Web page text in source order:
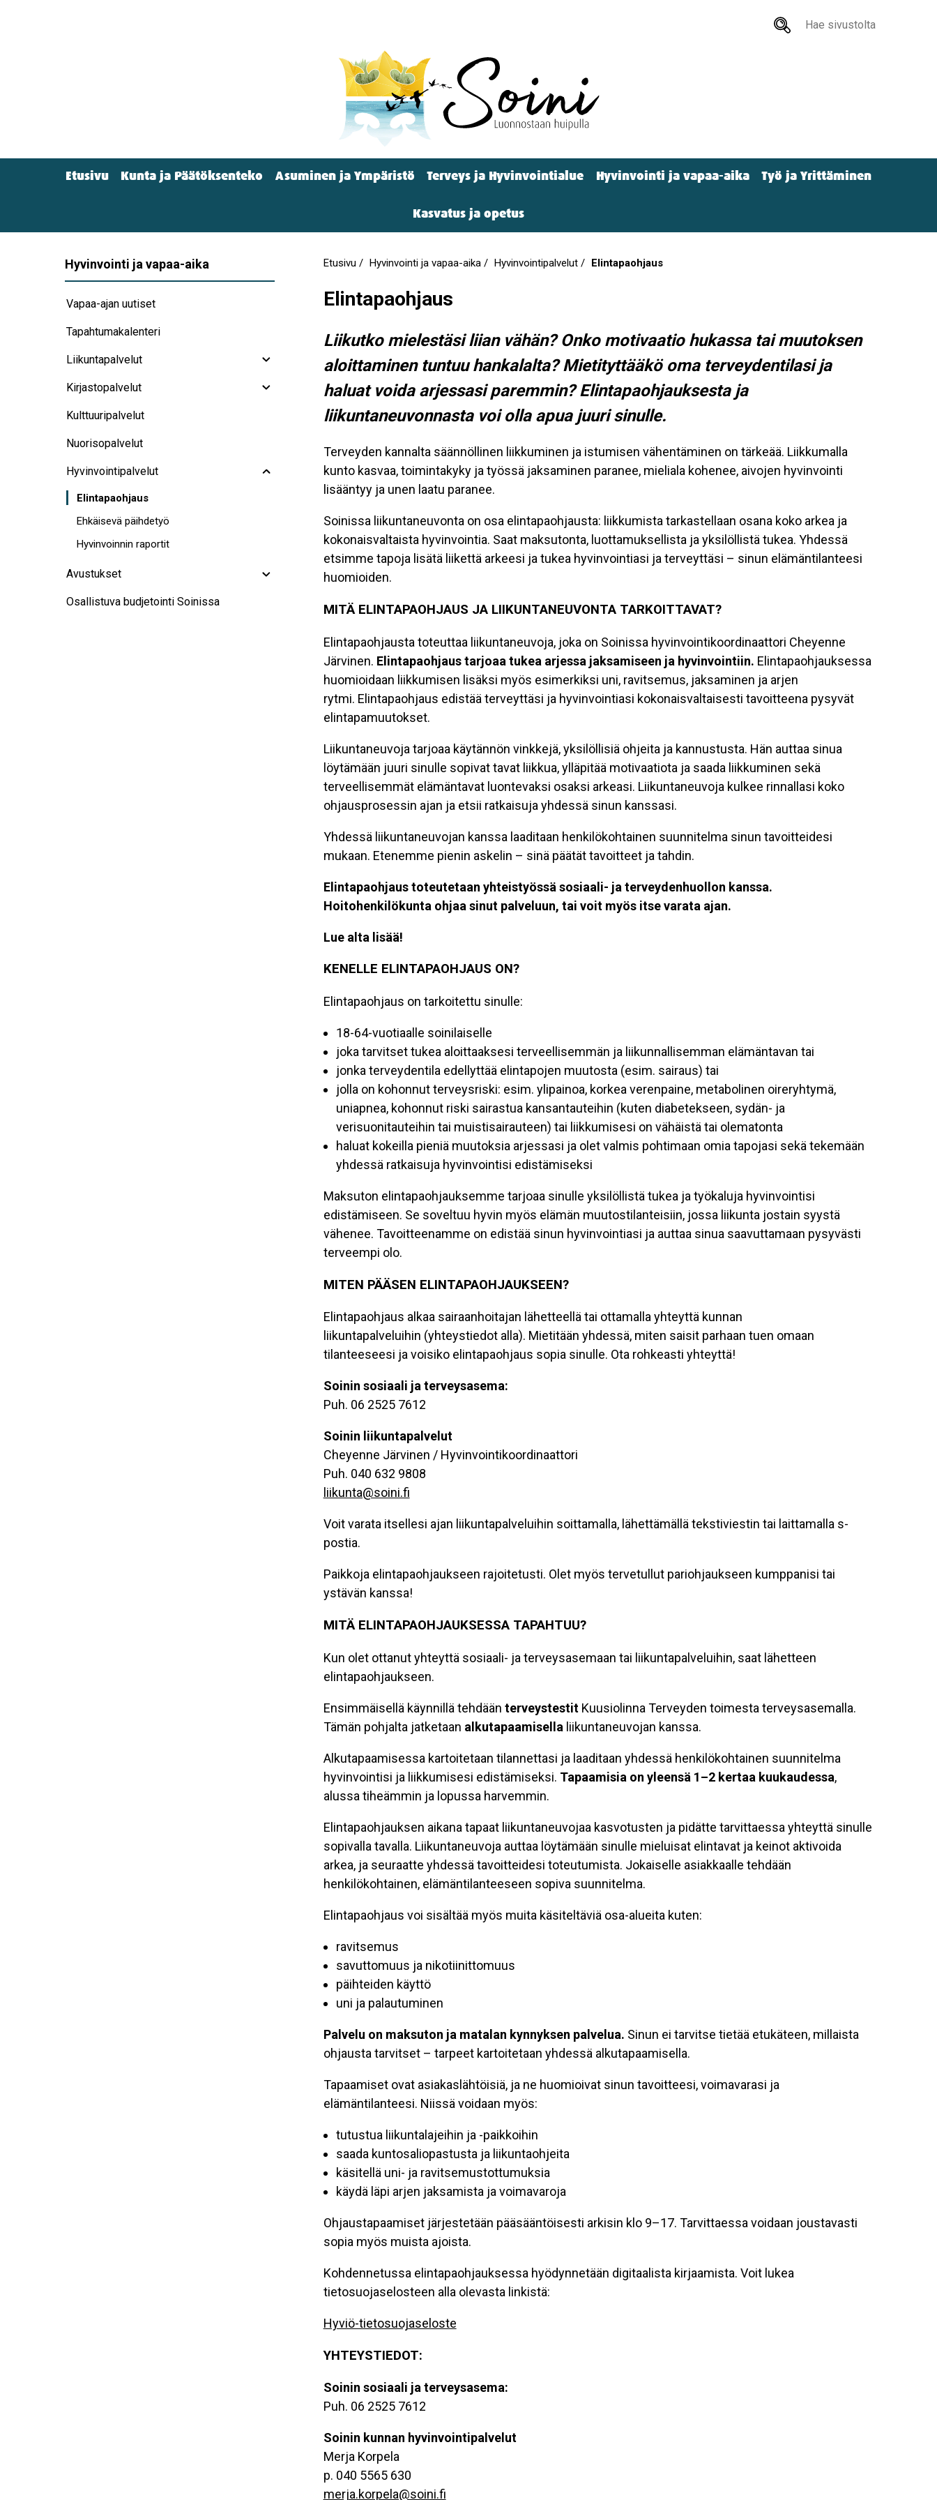
Hae
(Navigation)
Etusivu Kunta ja Päätöksenteko Asuminen ja Ympäristö Terveys ja Hyvinvointialue Hyvinvointi ja vapaa-aika Työ ja Yrittäminen
Kasvatus ja opetus
Hyvinvointi ja vapaa-aika
Vapaa-ajan uutiset
Tapahtumakalenteri
Liikuntapalvelut
Kirjastopalvelut
Kulttuuripalvelut
Nuorisopalvelut
Hyvinvointipalvelut
Elintapaohjaus
Ehkäisevä päihdetyö
Hyvinvoinnin raportit
Avustukset
Osallistuva budjetointi Soinissa
Etusivu Hyvinvointi ja vapaa-aika Hyvinvointipalvelut Elintapaohjaus
Elintapaohjaus
Liikutko mielestäsi liian vähän? Onko motivaatio hukassa tai muutoksen
aloittaminen tuntuu hankalalta? Mietityttääkö oma terveydentilasi ja
haluat voida arjessasi paremmin? Elintapaohjauksesta ja
liikuntaneuvonnasta voi olla apua juuri sinulle.
Terveyden kannalta säännöllinen liikkuminen ja istumisen vähentäminen on tärkeää. Liikkumalla
kunto kasvaa, toimintakyky ja työssä jaksaminen paranee, mieliala kohenee, aivojen hyvinvointi
lisääntyy ja unen laatu paranee.
Soinissa liikuntaneuvonta on osa elintapaohjausta: liikkumista tarkastellaan osana koko arkea ja
kokonaisvaltaista hyvinvointia. Saat maksutonta, luottamuksellista ja yksilöllistä tukea. Yhdessä
etsimme tapoja lisätä liikettä arkeesi ja tukea hyvinvointiasi ja terveyttäsi – sinun elämäntilanteesi
huomioiden.
MITÄ ELINTAPAOHJAUS JA LIIKUNTANEUVONTA TARKOITTAVAT?
Elintapaohjausta toteuttaa liikuntaneuvoja, joka on Soinissa hyvinvointikoordinaattori Cheyenne
Järvinen. Elintapaohjaus tarjoaa tukea arjessa jaksamiseen ja hyvinvointiin. Elintapaohjauksessa
huomioidaan liikkumisen lisäksi myös esimerkiksi uni, ravitsemus, jaksaminen ja arjen
rytmi. Elintapaohjaus edistää terveyttäsi ja hyvinvointiasi kokonaisvaltaisesti tavoitteena pysyvät
elintapamuutokset.
Liikuntaneuvoja tarjoaa käytännön vinkkejä, yksilöllisiä ohjeita ja kannustusta. Hän auttaa sinua
löytämään juuri sinulle sopivat tavat liikkua, ylläpitää motivaatiota ja saada liikkuminen sekä
terveellisemmät elämäntavat luontevaksi osaksi arkeasi. Liikuntaneuvoja kulkee rinnallasi koko
ohjausprosessin ajan ja etsii ratkaisuja yhdessä sinun kanssasi.
Yhdessä liikuntaneuvojan kanssa laaditaan henkilökohtainen suunnitelma sinun tavoitteidesi
mukaan. Etenemme pienin askelin – sinä päätät tavoitteet ja tahdin.
Elintapaohjaus toteutetaan yhteistyössä sosiaali- ja terveydenhuollon kanssa.
Hoitohenkilökunta ohjaa sinut palveluun, tai voit myös itse varata ajan.
Lue alta lisää!
KENELLE ELINTAPAOHJAUS ON?
Elintapaohjaus on tarkoitettu sinulle:
18-64-vuotiaalle soinilaiselle
joka tarvitset tukea aloittaaksesi terveellisemmän ja liikunnallisemman elämäntavan tai
jonka terveydentila edellyttää elintapojen muutosta (esim. sairaus) tai
jolla on kohonnut terveysriski: esim. ylipainoa, korkea verenpaine, metabolinen oireryhtymä,
uniapnea, kohonnut riski sairastua kansantauteihin (kuten diabetekseen, sydän- ja
verisuonitauteihin tai muistisairauteen) tai liikkumisesi on vähäistä tai olematonta
haluat kokeilla pieniä muutoksia arjessasi ja olet valmis pohtimaan omia tapojasi sekä tekemään
yhdessä ratkaisuja hyvinvointisi edistämiseksi
Maksuton elintapaohjauksemme tarjoaa sinulle yksilöllistä tukea ja työkaluja hyvinvointisi
edistämiseen. Se soveltuu hyvin myös elämän muutostilanteisiin, jossa liikunta jostain syystä
vähenee. Tavoitteenamme on edistää sinun hyvinvointiasi ja auttaa sinua saavuttamaan pysyvästi
terveempi olo.
MITEN PÄÄSEN ELINTAPAOHJAUKSEEN?
Elintapaohjaus alkaa sairaanhoitajan lähetteellä tai ottamalla yhteyttä kunnan
liikuntapalveluihin (yhteystiedot alla). Mietitään yhdessä, miten saisit parhaan tuen omaan
tilanteeseesi ja voisiko elintapaohjaus sopia sinulle. Ota rohkeasti yhteyttä!
Soinin sosiaali ja terveysasema:
Puh. 06 2525 7612
Soinin liikuntapalvelut
Cheyenne Järvinen / Hyvinvointikoordinaattori
Puh. 040 632 9808
liikunta@soini.fi
Voit varata itsellesi ajan liikuntapalveluihin soittamalla, lähettämällä tekstiviestin tai laittamalla s-
postia.
Paikkoja elintapaohjaukseen rajoitetusti. Olet myös tervetullut pariohjaukseen kumppanisi tai
ystävän kanssa!
MITÄ ELINTAPAOHJAUKSESSA TAPAHTUU?
Kun olet ottanut yhteyttä sosiaali- ja terveysasemaan tai liikuntapalveluihin, saat lähetteen
elintapaohjaukseen.
Ensimmäisellä käynnillä tehdään terveystestit Kuusiolinna Terveyden toimesta terveysasemalla.
Tämän pohjalta jatketaan alkutapaamisella liikuntaneuvojan kanssa.
Alkutapaamisessa kartoitetaan tilannettasi ja laaditaan yhdessä henkilökohtainen suunnitelma
hyvinvointisi ja liikkumisesi edistämiseksi. Tapaamisia on yleensä 1–2 kertaa kuukaudessa,
alussa tiheämmin ja lopussa harvemmin.
Elintapaohjauksen aikana tapaat liikuntaneuvojaa kasvotusten ja pidätte tarvittaessa yhteyttä sinulle
sopivalla tavalla. Liikuntaneuvoja auttaa löytämään sinulle mieluisat elintavat ja keinot aktivoida
arkea, ja seuraatte yhdessä tavoitteidesi toteutumista. Jokaiselle asiakkaalle tehdään
henkilökohtainen, elämäntilanteeseen sopiva suunnitelma.
Elintapaohjaus voi sisältää myös muita käsiteltäviä osa-alueita kuten:
ravitsemus
savuttomuus ja nikotiinittomuus
päihteiden käyttö
uni ja palautuminen
Palvelu on maksuton ja matalan kynnyksen palvelua. Sinun ei tarvitse tietää etukäteen, millaista
ohjausta tarvitset – tarpeet kartoitetaan yhdessä alkutapaamisella.
Tapaamiset ovat asiakaslähtöisiä, ja ne huomioivat sinun tavoitteesi, voimavarasi ja
elämäntilanteesi. Niissä voidaan myös:
tutustua liikuntalajeihin ja -paikkoihin
saada kuntosaliopastusta ja liikuntaohjeita
käsitellä uni- ja ravitsemustottumuksia
käydä läpi arjen jaksamista ja voimavaroja
Ohjaustapaamiset järjestetään pääsääntöisesti arkisin klo 9–17. Tarvittaessa voidaan joustavasti
sopia myös muista ajoista.
Kohdennetussa elintapaohjauksessa hyödynnetään digitaalista kirjaamista. Voit lukea
tietosuojaselosteen alla olevasta linkistä:
Hyviö-tietosuojaseloste
YHTEYSTIEDOT:
Soinin sosiaali ja terveysasema:
Puh. 06 2525 7612
Soinin kunnan hyvinvointipalvelut
Merja Korpela
p. 040 5565 630
merja.korpela@soini.fi